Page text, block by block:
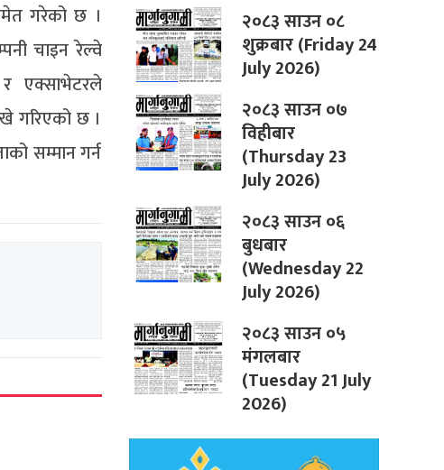
गरेको छ ।
चाइन रेल्वे
र एक्साभेटरले
गरिएको छ ।
सम्मान गर्न
२०८३ साउन ०८
शुक्रबार (Friday 24
July 2026)
२०८३ साउन ०७
विहीबार
(Thursday 23
July 2026)
२०८३ साउन ०६
बुधबार
(Wednesday 22
July 2026)
२०८३ साउन ०५
मंगलबार
(Tuesday 21 July
2026)